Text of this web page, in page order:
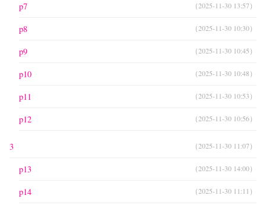
p7 （2025-11-30 13:57）
p8 （2025-11-30 10:30）
p9 （2025-11-30 10:45）
p10 （2025-11-30 10:48）
p11 （2025-11-30 10:53）
p12 （2025-11-30 10:56）
3 （2025-11-30 11:07）
p13 （2025-11-30 14:00）
p14 （2025-11-30 11:11）